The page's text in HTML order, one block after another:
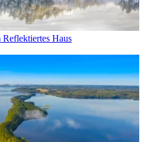
Haus